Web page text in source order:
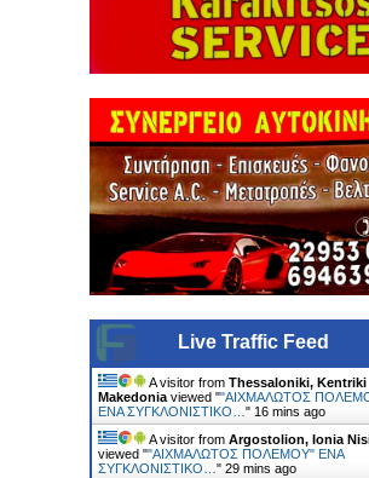
Live Traffic Feed
A visitor from Thessaloniki, Kentriki
Makedonia viewed ""ΑΙΧΜΑΛΩΤΟΣ
ΕΝΑ ΣΥΓΚΛΟΝΙΣΤΙΚΟ… " 16 mins ago
A visitor from Argostolion, Ionia
viewed ""ΑΙΧΜΑΛΩΤΟΣ ΠΟΛΕΜΟΥ" ΕΝΑ
ΣΥΓΚΛΟΝΙΣΤΙΚΟ… " 29 mins ago